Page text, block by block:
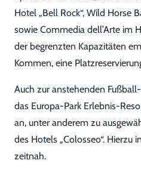
Hotel „Bell Rock“, Wild Horse
sowie Commedia dell’Arte im
der begrenzten Kapazitäten
Kommen, eine
Auch zur anstehenden
das Europa-Park Erlebnis-
an, unter anderem zu
des Hotels „Colosseo“. Hierzu
zeitnah.